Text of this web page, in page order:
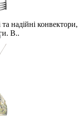
надійні конвектори,
В..